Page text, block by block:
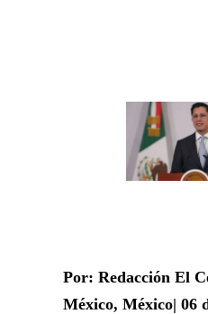
Por: Redacción El
México, México| 06